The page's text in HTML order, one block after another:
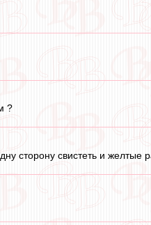
?
сторону свистеть и желтые